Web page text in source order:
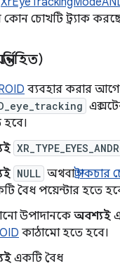
কোন চোখটি ট্র্যাক
ব্যবহার করার আগে
NULL অথবা
বৈধ পয়েন্টার হতে
উপাদানকেঅবশ্যই
কাঠামো হতে হবে।
একটি বৈধ